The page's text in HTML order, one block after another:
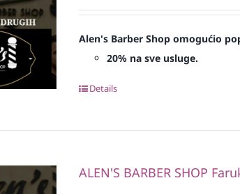
Alen's Barber Shop omogućio
20% na sve usluge.
Details
ALEN'S BARBER SHOP